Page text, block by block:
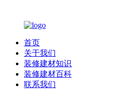
首页
关于我们
装修建材知识
装修建材百科
联系我们